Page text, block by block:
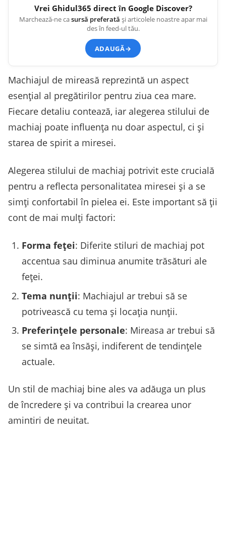
Vrei Ghidul365 direct în Google Discover?
Marchează-ne casursă preferată și articolele noastre apar mai
des în feed-ul tău.
ADAUGĂ→
Machiajul de mireasă reprezintă un aspect
esențial al pregătirilor pentru ziua cea mare.
Fiecare detaliu contează, iar alegerea stilului de
machiaj poate influența nu doar aspectul, ci și
starea de spirit a miresei.
Alegerea stilului de machiaj potrivit este crucială
pentru a reflecta personalitatea miresei și a se
simți confortabil în pielea ei. Este important să ții
cont de mai mulți factori:
Forma feței: Diferite stiluri de machiaj pot
accentua sau diminua anumite trăsături ale
feței.
Tema nunții: Machiajul ar trebui să se
potrivească cu tema și locația nunții.
Preferințele personale: Mireasa ar trebui să
se simtă ea însăși, indiferent de tendințele
actuale.
Un stil de machiaj bine ales va adăuga un plus
de încredere și va contribui la crearea unor
amintiri de neuitat.